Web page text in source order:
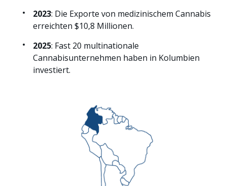
2023: Die Exporte von medizinischem Cannabis
erreichten $10,8 Millionen.
2025: Fast 20 multinationale
Cannabisunternehmen haben in Kolumbien
investiert.